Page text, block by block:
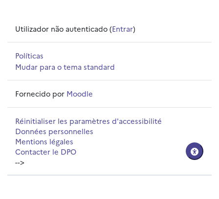
Utilizador não autenticado (Entrar)
Políticas
Mudar para o tema standard
Fornecido por Moodle
Réinitialiser les paramètres d'accessibilité
Données personnelles
Mentions légales
Contacter le DPO
-->